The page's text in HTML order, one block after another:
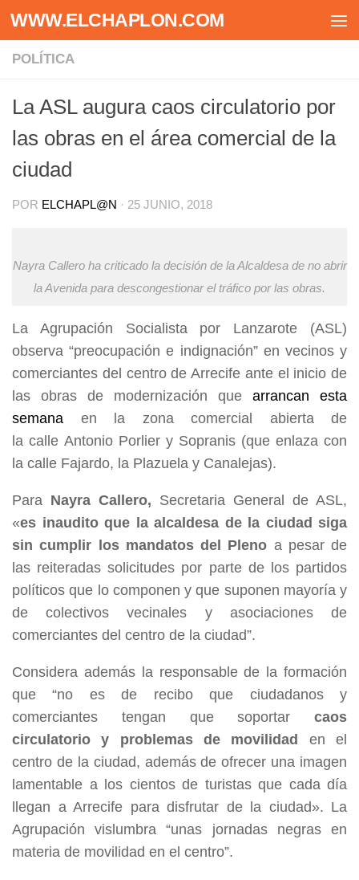
Saltar al contenido
WWW.ELCHAPLON.COM
POLÍTICA
La ASL augura caos circulatorio por
las obras en el área comercial de la
ciudad
POR ELCHAPL@N · 25 JUNIO, 2018
Nayra Callero ha criticado la decisión de la Alcaldesa de no abrir
la Avenida para descongestionar el tráfico por las obras.
La Agrupación Socialista por Lanzarote (ASL)
observa “preocupación e indignación” en vecinos y
comerciantes del centro de Arrecife ante el inicio de
las obras de modernización que arrancan esta
semana en la zona comercial abierta de
la calle Antonio Porlier y Sopranis (que enlaza con
la calle Fajardo, la Plazuela y Canalejas).
Para Nayra Callero, Secretaria General de ASL,
«es inaudito que la alcaldesa de la ciudad siga
sin cumplir los mandatos del Pleno a pesar de
las reiteradas solicitudes por parte de los partidos
políticos que lo componen y que suponen mayoría y
de colectivos vecinales y asociaciones de
comerciantes del centro de la ciudad”.
Considera además la responsable de la formación
que “no es de recibo que ciudadanos y
comerciantes tengan que soportar caos
circulatorio y problemas de movilidad
en el
centro de la ciudad, además de ofrecer una imagen
lamentable a los cientos de turistas que cada día
llegan a Arrecife para disfrutar de la ciudad». La
Agrupación vislumbra “unas jornadas negras en
materia de movilidad en el centro”.